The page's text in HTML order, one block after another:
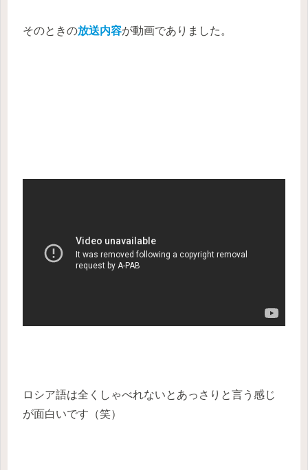
そのときの放送内容が動画でありました。
ロシア語は全くしゃべれないとあっさりと言う感じ
が面白いです（笑）